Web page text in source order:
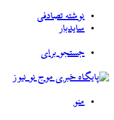
نوشته تصادفی
سایدبار
جستجو برای
منو